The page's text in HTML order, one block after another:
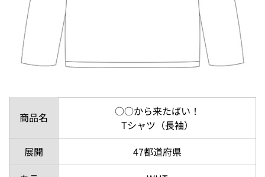
商品名
○○から来たばい！
Tシャツ（長袖）
展開
47都道府県